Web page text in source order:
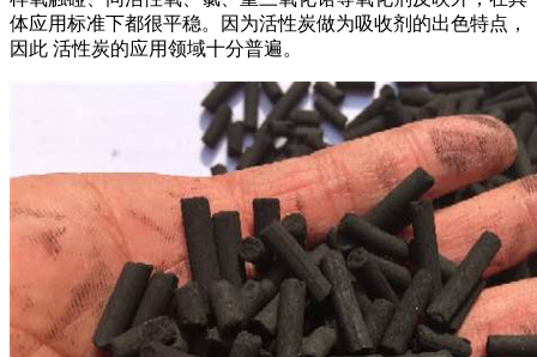
体应用标准下都很平稳。因为活性炭做为吸收剂的出色特点，
因此 活性炭的应用领域十分普遍。